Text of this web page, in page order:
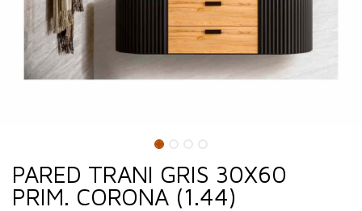
PARED TRANI GRIS 30X60
PRIM. CORONA (1.44)